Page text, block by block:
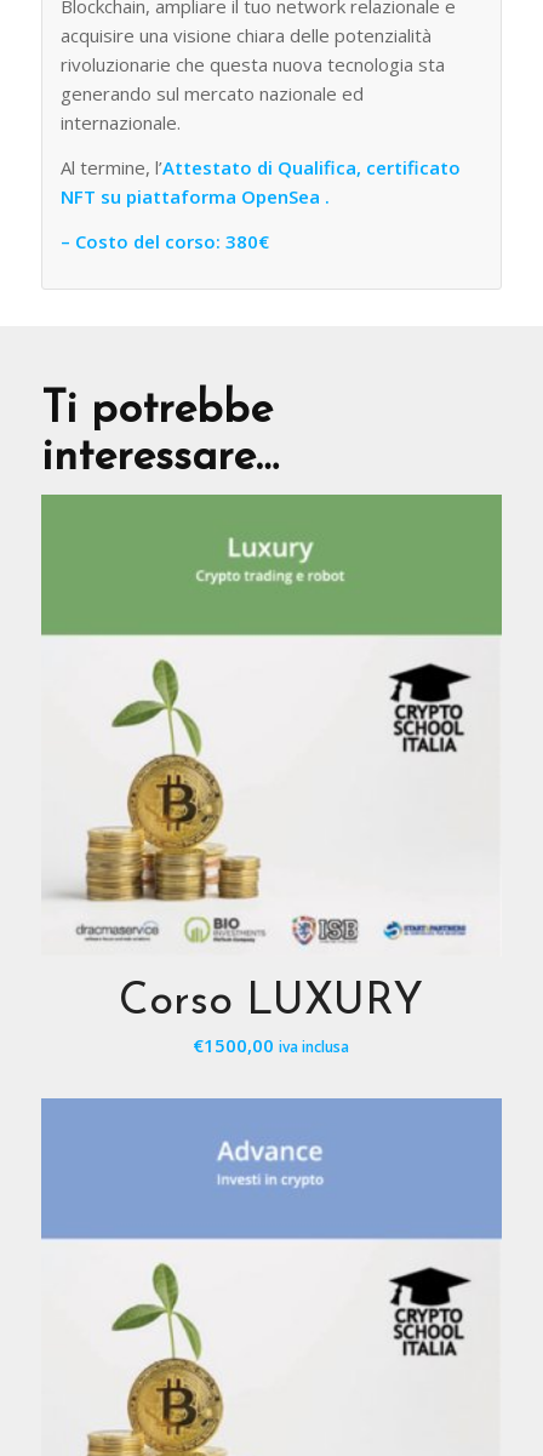
Blockchain, ampliare il tuo network relazionale e
acquisire una visione chiara delle potenzialità
rivoluzionarie che questa nuova tecnologia sta
generando sul mercato nazionale ed
internazionale.
Al termine, l’Attestato di Qualifica, certificato
NFT su piattaforma OpenSea .
– Costo del corso: 380€
Ti potrebbe
interessare…
Corso LUXURY
€1500,00 iva inclusa